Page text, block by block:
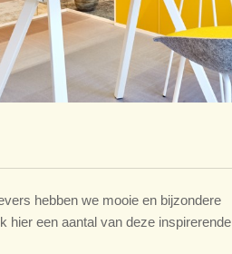
hebben we mooie en bijzondere
hier een aantal van deze inspirerende